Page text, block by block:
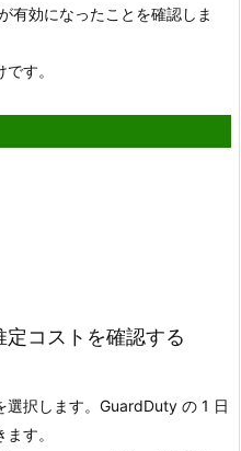
有効になったことを確認しま
す。
コストを確認する
選択します。GuardDuty の 1 日
す。